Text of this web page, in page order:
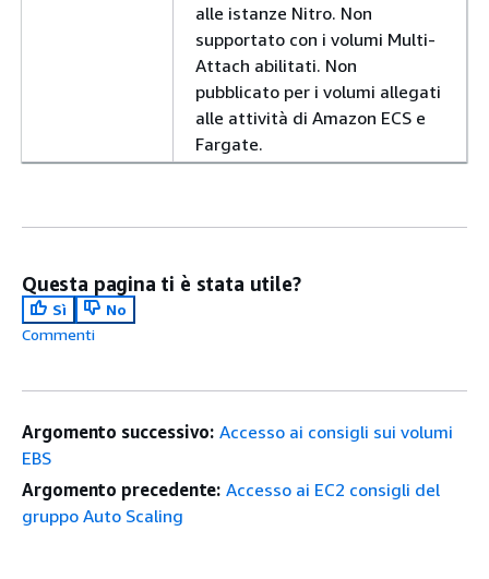
alle istanze Nitro. Non
supportato con i volumi Multi-
Attach abilitati. Non
pubblicato per i volumi allegati
alle attività di Amazon ECS e
Fargate.
Questa pagina ti è stata utile?
Sì
No
Commenti
Argomento successivo: Accesso ai consigli sui volumi
EBS
Argomento precedente: Accesso ai EC2 consigli del
gruppo Auto Scaling